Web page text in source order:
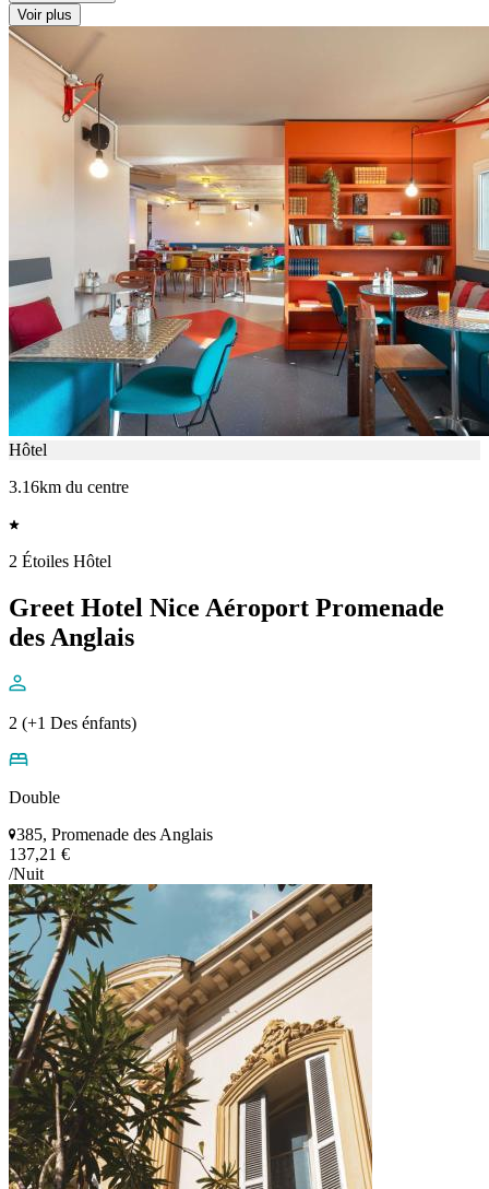
Voir plus
Hôtel
3.16km du centre
2 Étoiles Hôtel
Greet Hotel Nice Aéroport Promenade
des Anglais
2 (+1 Des énfants)
Double
385, Promenade des Anglais
137,21 €
/Nuit